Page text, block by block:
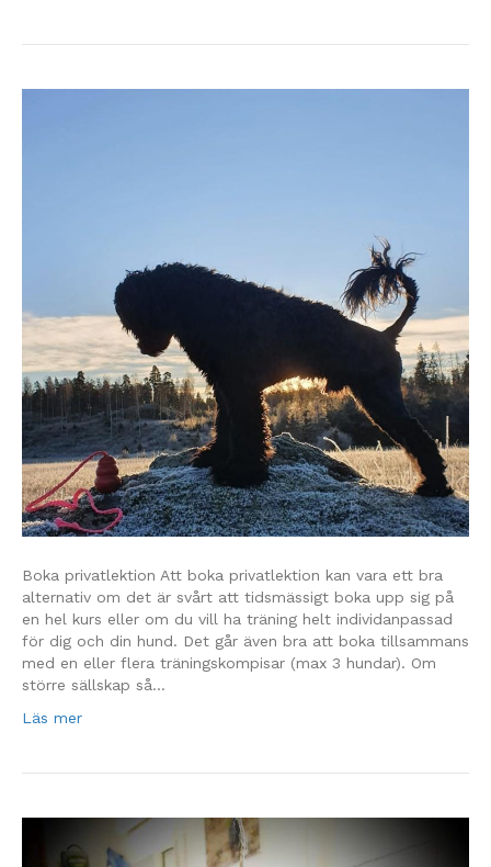
Boka privatlektion Att boka privatlektion kan vara ett bra
alternativ om det är svårt att tidsmässigt boka upp sig på
en hel kurs eller om du vill ha träning helt individanpassad
för dig och din hund. Det går även bra att boka tillsammans
med en eller flera träningskompisar (max 3 hundar). Om
större sällskap så…
Läs mer